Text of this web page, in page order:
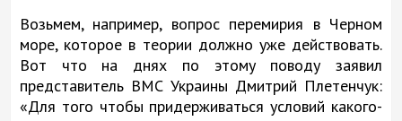
Возьмем, например, вопрос перемирия в Черном
море, которое в теории должно уже действовать.
Вот что на днях по этому поводу заявил
представитель ВМС Украины Дмитрий Плетенчук:
«Для того чтобы придерживаться условий какого-